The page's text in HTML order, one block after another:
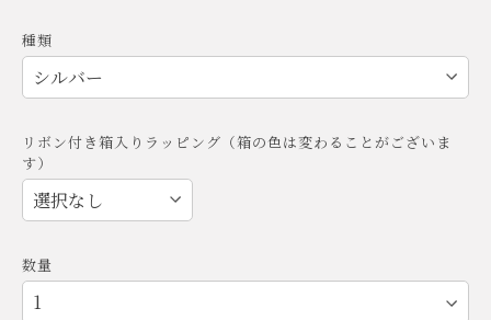
種類
リボン付き箱入りラッピング（箱の色は変わることがございま
す）
数量